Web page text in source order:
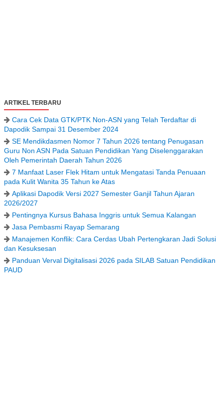
ARTIKEL TERBARU
Cara Cek Data GTK/PTK Non-ASN yang Telah Terdaftar di
Dapodik Sampai 31 Desember 2024
SE Mendikdasmen Nomor 7 Tahun 2026 tentang Penugasan
Guru Non ASN Pada Satuan Pendidikan Yang Diselenggarakan
Oleh Pemerintah Daerah Tahun 2026
7 Manfaat Laser Flek Hitam untuk Mengatasi Tanda Penuaan
pada Kulit Wanita 35 Tahun ke Atas
Aplikasi Dapodik Versi 2027 Semester Ganjil Tahun Ajaran
2026/2027
Pentingnya Kursus Bahasa Inggris untuk Semua Kalangan
Jasa Pembasmi Rayap Semarang
Manajemen Konflik: Cara Cerdas Ubah Pertengkaran Jadi Solusi
dan Kesuksesan
Panduan Verval Digitalisasi 2026 pada SILAB Satuan Pendidikan
PAUD